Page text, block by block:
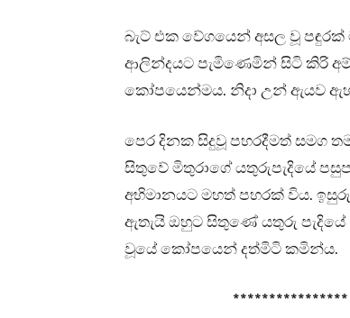
බැට් එක වේගයෙන් අසල වූ
ආලින්දයට පැමිණෙමින් සිටි කිරි
කෝපයෙන්මය. නිදා උන් ඇයව
පෙර දිනක සිදුවූ පහරදීමත් සමග
සිතුවේ මිතුරාගේ යතුරුපැදියේ
අභිමානයට මහත් පහරක් විය.
ඇතැයි ඔහුට සිතුණේ යතුරු පැදියේ
වූයේ කෝපයෙන් දත්මිටි කමින්ය.
****************